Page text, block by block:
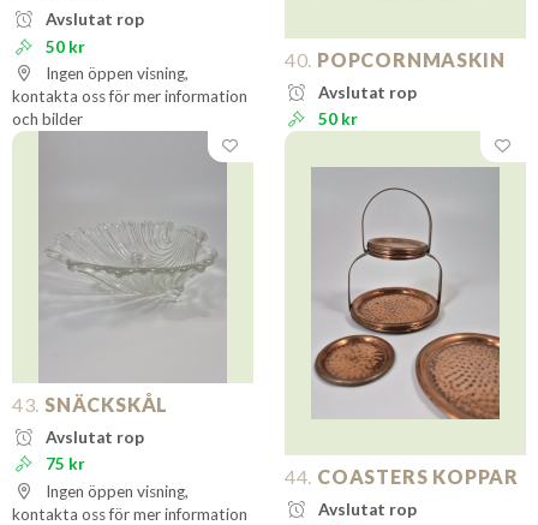
Avslutat rop
50 kr
Ingen öppen visning,
kontakta oss för mer information
och bilder
40. POPCORNMASKIN
Avslutat rop
50 kr
43. SNÄCKSKÅL
Avslutat rop
75 kr
Ingen öppen visning,
kontakta oss för mer information
44. COASTERS KOPPAR
Avslutat rop